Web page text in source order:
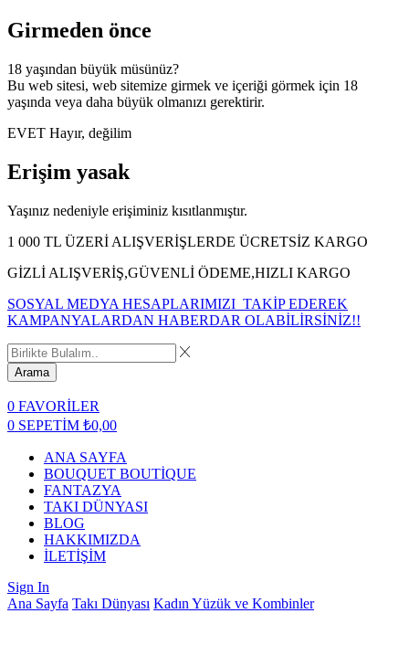
Girmeden önce
18 yaşından büyük müsünüz?
Bu web sitesi, web sitemize girmek ve içeriği görmek için 18
yaşında veya daha büyük olmanızı gerektirir.
EVET Hayır, değilim
Erişim yasak
Yaşınız nedeniyle erişiminiz kısıtlanmıştır.
1 000 TL ÜZERİ ALIŞVERİŞLERDE ÜCRETSİZ KARGO
GİZLİ ALIŞVERİŞ,GÜVENLİ ÖDEME,HIZLI KARGO
SOSYAL MEDYA HESAPLARIMIZI TAKİP EDEREK
KAMPANYALARDAN HABERDAR OLABİLİRSİNİZ!!
Arama
0 FAVORİLER
0 SEPETİM ₺0,00
ANA SAYFA
BOUQUET BOUTİQUE
FANTAZYA
TAKI DÜNYASI
BLOG
HAKKIMIZDA
İLETİŞİM
Sign In
Ana Sayfa Takı Dünyası Kadın Yüzük ve Kombinler